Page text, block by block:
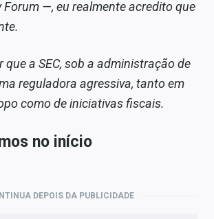
Forum —, eu realmente acredito que
que a SEC, sob a administração de
reguladora agressiva, tanto em
como de iniciativas fiscais.
no início
DEPOIS DA PUBLICIDADE